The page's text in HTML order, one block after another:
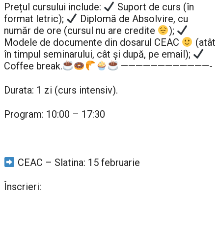
Prețul cursului include:
Suport de curs (în
format letric);
Diplomă de Absolvire, cu
număr de ore (cursul nu are credite
);
Modele de documente din dosarul CEAC
(atât
în timpul seminarului, cât şi după, pe email);
Coffee break.
————————————-
Durata: 1 zi (curs intensiv).
Program: 10:00 – 17:30
CEAC – Slatina: 15 februarie
Înscrieri: